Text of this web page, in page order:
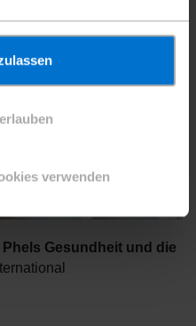
verwenden
Gesundheit und die